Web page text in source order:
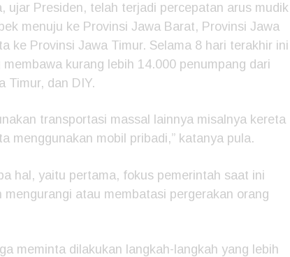
ujar Presiden, telah terjadi percepatan arus mudik
menuju ke Provinsi Jawa Barat, Provinsi Jawa
ke Provinsi Jawa Timur. Selama 8 hari terakhir ini
kurang lebih 14.000 penumpang dari
Timur, dan DIY.
transportasi massal lainnya misalnya kereta
menggunakan mobil pribadi,” katanya pula.
hal, yaitu pertama, fokus pemerintah saat ini
atau membatasi pergerakan orang
meminta dilakukan langkah-langkah yang lebih